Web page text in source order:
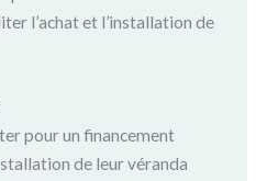
l’achat et l’installation de
pour un financement
de leur véranda